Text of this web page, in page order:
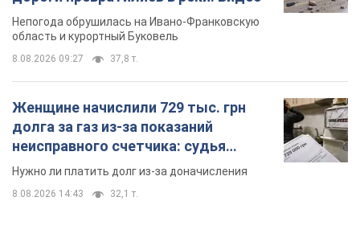
Непогода обрушилась на Ивано-Франковскую
область и курортный Буковель
8.08.2026 09:27 37,8 т.
Женщине начислили 729 тыс. грн
долга за газ из-за показаний
неисправного счетчика: судья
вынес неожиданное решение
Нужно ли платить долг из-за доначисления
8.08.2026 14:43 32,1 т.